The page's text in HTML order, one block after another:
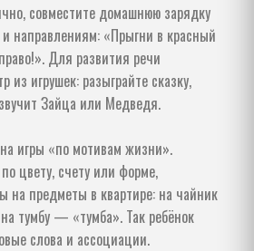
совместите домашнюю зарядку
направлениям: «Прыгни в красный
Для развития речи
из игрушек: разыграйте сказку,
Зайца или Медведя.
игры «по мотивам жизни».
цвету, счету или форме,
на предметы в квартире: на чайник
тумбу — «тумба». Так ребёнок
слова и ассоциации.